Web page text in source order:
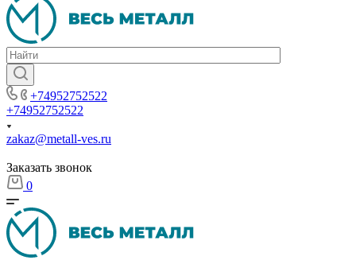
+74952752522
+74952752522
zakaz@metall-ves.ru
Заказать звонок
0